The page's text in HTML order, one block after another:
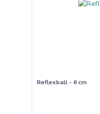
Reflexball - 6 cm